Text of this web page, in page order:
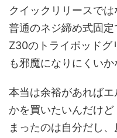
クイックリリースで
普通のネジ締め式固定
Z30のトライポッドグ
も邪魔になりにくいか
本当は余裕があれば
かを買いたいんだけ
まったのは自分だし